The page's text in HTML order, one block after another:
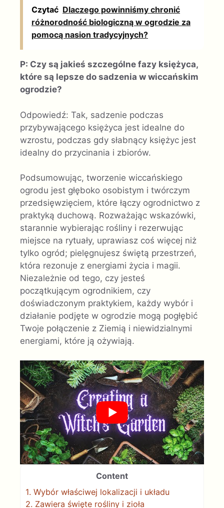
Czytać Dlaczego powinniśmy chronić
różnorodność biologiczną w ogrodzie za
pomocą nasion tradycyjnych?
P: Czy są jakieś szczególne fazy księżyca,
które są lepsze do sadzenia w wiccańskim
ogrodzie?
Odpowiedź: Tak, sadzenie podczas
przybywającego księżyca jest idealne do
wzrostu, podczas gdy słabnący księżyc jest
idealny do przycinania i zbiorów.
Podsumowując, tworzenie wiccańskiego
ogrodu jest głęboko osobistym i twórczym
przedsięwzięciem, które łączy ogrodnictwo z
praktyką duchową. Rozważając wskazówki,
starannie wybierając rośliny i rezerwując
miejsce na rytuały, uprawiasz coś więcej niż
tylko ogród; pielęgnujesz świętą przestrzeń,
która rezonuje z energiami życia i magii.
Niezależnie od tego, czy jesteś
początkującym ogrodnikiem, czy
doświadczonym praktykiem, każdy wybór i
działanie podjęte w ogrodzie mogą pogłębić
Twoje połączenie z Ziemią i niewidzialnymi
energiami, które ją ożywiają.
Content
1. Wybór właściwej lokalizacji i układu
2. Zawiera święte rośliny i zioła